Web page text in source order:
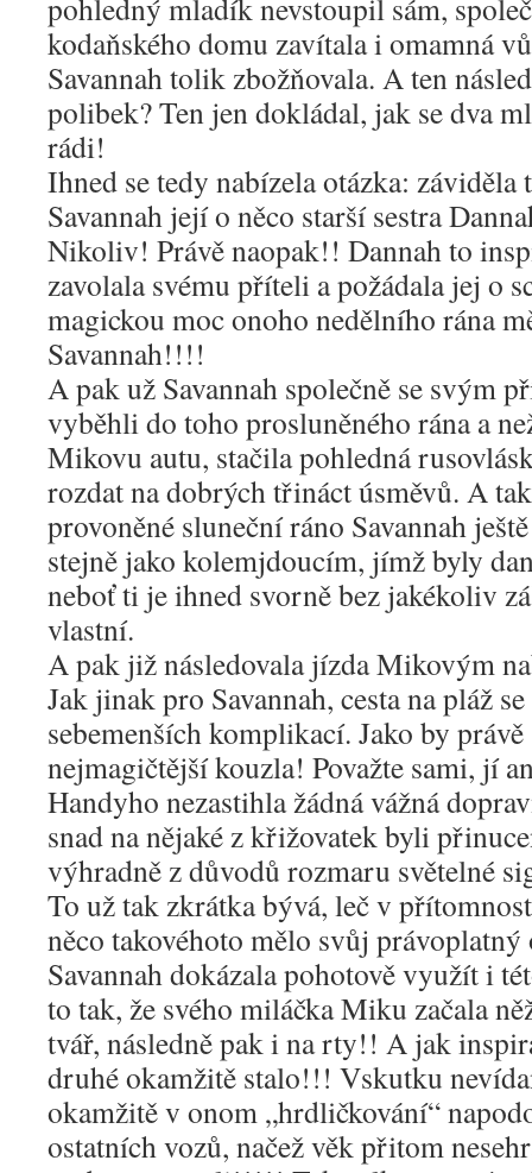
pohledný mladík nevstoupil sám,
kodaňského domu zavítala i omamná
Savannah tolik zbožňovala. A ten
polibek? Ten jen dokládal, jak se dva
rádi!
Ihned se tedy nabízela otázka:
Savannah její o něco starší sestra
Nikoliv! Právě naopak!! Dannah to
zavolala svému příteli a požádala jej o
magickou moc onoho nedělního rána
Savannah!!!!
A pak už Savannah společně se svým
vyběhli do toho prosluněného rána a
Mikovu autu, stačila pohledná
rozdat na dobrých třináct úsměvů. A
provoněné sluneční ráno Savannah
stejně jako kolemjdoucím, jímž byly
neboť ti je ihned svorně bez jakékoliv
vlastní.
A pak již následovala jízda Mikovým
Jak jinak pro Savannah, cesta na pláž
sebemenších komplikací. Jako by právě
nejmagičtější kouzla! Považte sami, jí
Handyho nezastihla žádná vážná
snad na nějaké z křižovatek byli
výhradně z důvodů rozmaru světelné
To už tak zkrátka bývá, leč v
něco takovéhoto mělo svůj
Savannah dokázala pohotově využít i
to tak, že svého miláčka Miku začala
tvář, následně pak i na rty!! A jak
druhé okamžitě stalo!!! Vskutku
okamžitě v onom „hrdličkování“
ostatních vozů, načež věk přitom